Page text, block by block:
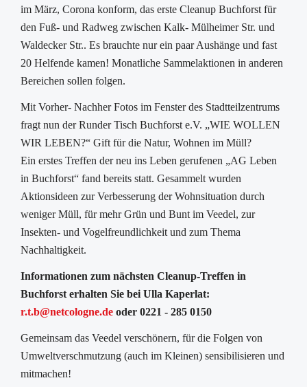
im März, Corona konform, das erste Cleanup Buchforst für
den Fuß- und Radweg zwischen Kalk- Mülheimer Str. und
Waldecker Str.. Es brauchte nur ein paar Aushänge und fast
20 Helfende kamen! Monatliche Sammelaktionen in anderen
Bereichen sollen folgen.
Mit Vorher- Nachher Fotos im Fenster des Stadtteilzentrums
fragt nun der Runder Tisch Buchforst e.V. „WIE WOLLEN
WIR LEBEN?“ Gift für die Natur, Wohnen im Müll?
Ein erstes Treffen der neu ins Leben gerufenen „AG Leben
in Buchforst“ fand bereits statt. Gesammelt wurden
Aktionsideen zur Verbesserung der Wohnsituation durch
weniger Müll, für mehr Grün und Bunt im Veedel, zur
Insekten- und Vogelfreundlichkeit und zum Thema
Nachhaltigkeit.
Informationen zum nächsten Cleanup-Treffen in
Buchforst erhalten Sie bei Ulla Kaperlat:
r.t.b@netcologne.de oder 0221 - 285 0150
Gemeinsam das Veedel verschönern, für die Folgen von
Umweltverschmutzung (auch im Kleinen) sensibilisieren und
mitmachen!